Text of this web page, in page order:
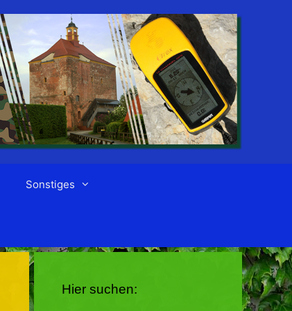
Sonstiges
Hier suchen: